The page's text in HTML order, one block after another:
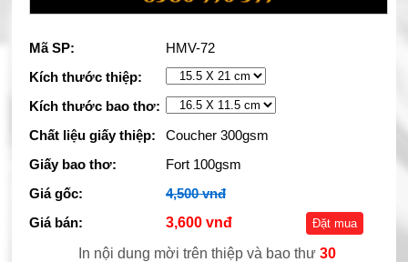
Mã SP:
HMV-72
Kích thước thiệp:
Kích thước bao thơ:
Chất liệu giấy thiệp:
Coucher 300gsm
Giấy bao thơ:
Fort 100gsm
Giá gốc:
4,500 vnđ
Giá bán:
3,600 vnđ Đặt mua
In nội dung mời trên thiệp và bao thư 30